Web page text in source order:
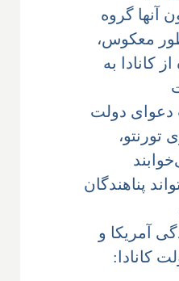
آنها گروه
معکوس،
پناهنده از کانادا به
دولت
تورنتو،
پناهندگان
آمریکا و
کانادا: